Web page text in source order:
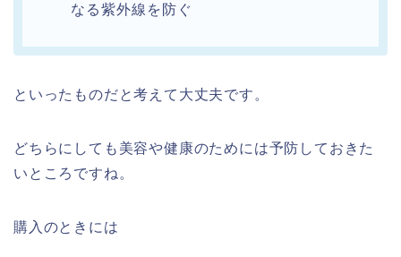
なる紫外線を防ぐ
といったものだと考えて大丈夫です。
どちらにしても美容や健康のためには予防しておきた
いところですね。
購入のときには